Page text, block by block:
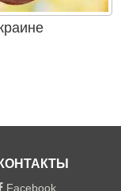
КОНТАКТЫ
Facebook